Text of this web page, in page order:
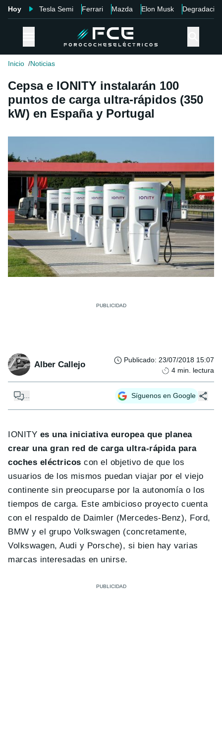
Hoy Tesla Semi Ferrari Mazda Elon Musk Degradación
Inicio Noticias
Cepsa e IONITY instalarán 100
puntos de carga ultra-rápidos (350
kW) en España y Portugal
Alber Callejo Publicado: 23/07/2018 15:07
4 min. lectura
Síguenos en Google
IONITY es una iniciativa europea que planea
crear una gran red de carga ultra-rápida para
coches eléctricos con el objetivo de que los
usuarios de los mismos puedan viajar por el viejo
continente sin preocuparse por la autonomía o los
tiempos de carga. Este ambicioso proyecto cuenta
con el respaldo de Daimler (Mercedes-Benz), Ford,
BMW y el grupo Volkswagen (concretamente,
Volkswagen, Audi y Porsche), si bien hay varias
marcas interesadas en unirse.